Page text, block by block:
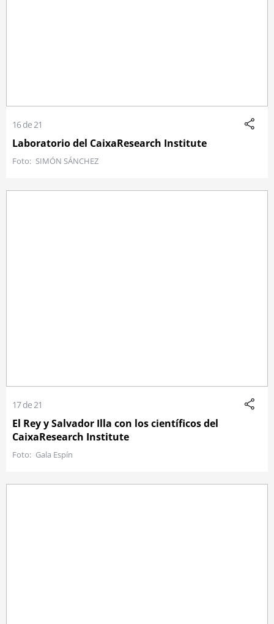
16 de 21
Laboratorio del CaixaResearch Institute
SIMÓN SÁNCHEZ
17 de 21
El Rey y Salvador Illa con los científicos del
CaixaResearch Institute
Gala Espín